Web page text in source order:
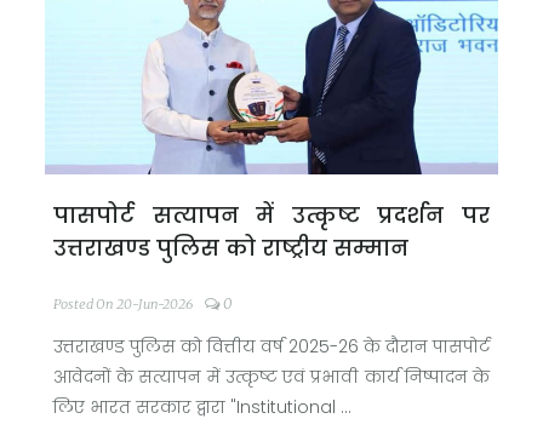
पासपोर्ट सत्यापन में उत्कृष्ट प्रदर्शन पर
उत्तराखण्ड पुलिस को राष्ट्रीय सम्मान
Posted On 20-Jun-2026 0
उत्तराखण्ड पुलिस को वित्तीय वर्ष 2025-26 के दौरान पासपोर्ट
आवेदनों के सत्यापन में उत्कृष्ट एवं प्रभावी कार्य निष्पादन के
लिए भारत सरकार द्वारा "Institutional ...